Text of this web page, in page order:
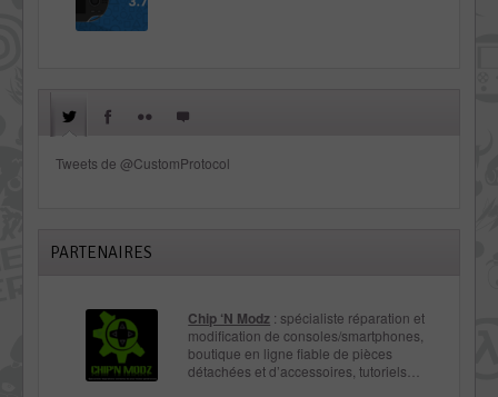
Tweets de @CustomProtocol
PARTENAIRES
Chip ‘N Modz : spécialiste réparation et
modification de consoles/smartphones,
boutique en ligne fiable de pièces
détachées et d’accessoires, tutoriels…